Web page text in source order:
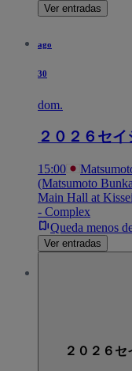
Ver entradas
ago
30
dom.
２０２６セ
15:00
(Matsumoto
Main Hall at
- Complex
Queda menos
Ver entradas
２０２６